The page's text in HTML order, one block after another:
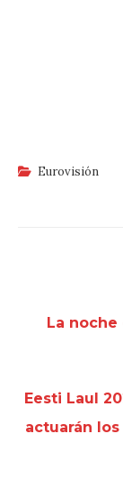
Eurovisión
La noche
Eesti Laul
actuarán